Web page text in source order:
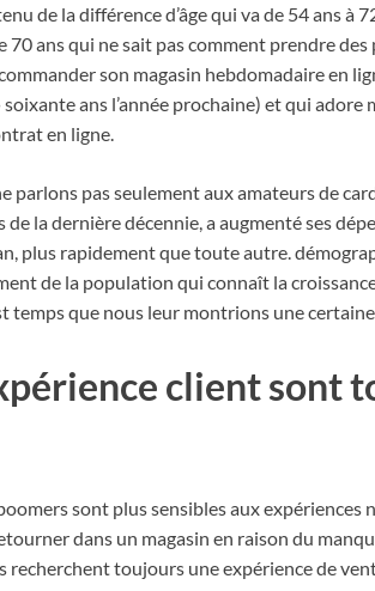
de la différence d’âge qui va de 54 ans à
70 ans qui ne sait pas comment prendre
son magasin hebdomadaire en
ans l’année prochaine) et qui adore
en ligne.
parlons pas seulement aux amateurs de
la dernière décennie, a augmenté ses
plus rapidement que toute autre.
de la population qui connaît la
temps que nous leur montrions une
client sont
sont plus sensibles aux expériences
dans un magasin en raison du
recherchent toujours une expérience de